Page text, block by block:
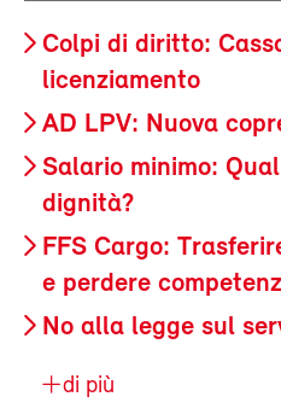
Colpi di diritto:
licenziamento
AD LPV: Nuova
Salario minimo:
dignità?
FFS Cargo:
e perdere
No alla legge sul
di più